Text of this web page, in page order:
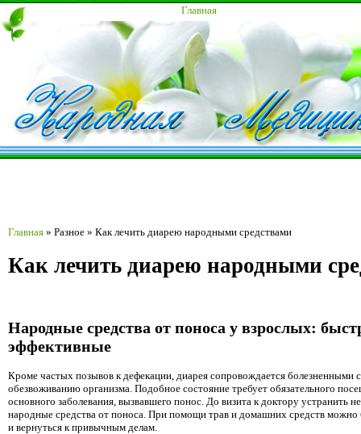
Главная
Главная » Разное » Как лечить диарею народными средствами
Как лечить диарею народными
Народные средства от поноса у взрослых:
эффективные
Кроме частых позывов к дефекации, диарея сопровождается болезненными
обезвоживанию организма. Подобное состояние требует обязательного
основного заболевания, вызвавшего понос. До визита к доктору устранить
народные средства от поноса. При помощи трав и домашних средств
и вернуться к привычным делам.